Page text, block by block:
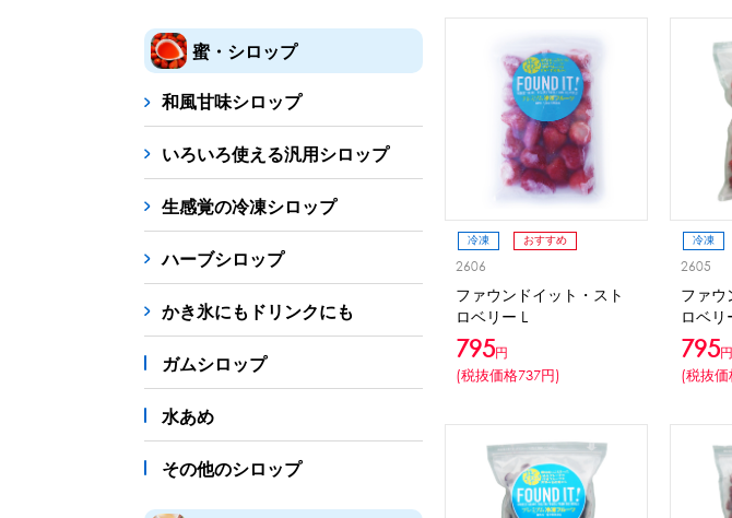
カップ・スプーン
紙カップ プラスチックカップ 発泡スチロールカップ ボウル型カップ フラ
フローズンドリンク材料
シロップ 冷凍フルーツ ドリンクカップ・ストロー ブレンダー・ミキサー
備品
蜜かけシャワー・レードル 冷凍ストッカー その他の機器・備品
販促
氷旗 のぼり ポスター 台湾かき
かき氷書籍
かき氷コレクション
蜜・シロップ
和風甘味シロップ
いろいろ使える汎用シロップ
生感覚の冷凍シロップ
ハーブシロップ
かき氷にもドリンクにも
ガムシロップ
水あめ
その他のシロップ
冷凍 おすすめ
2606
ファウンドイット・スト
ロベリー L
795円
(税抜価格737円)
冷凍
2605
ファウ
ロベリ
795円
(税抜価